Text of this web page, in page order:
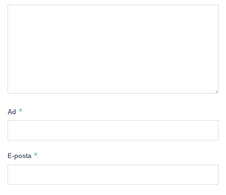
Ad *
E-posta *